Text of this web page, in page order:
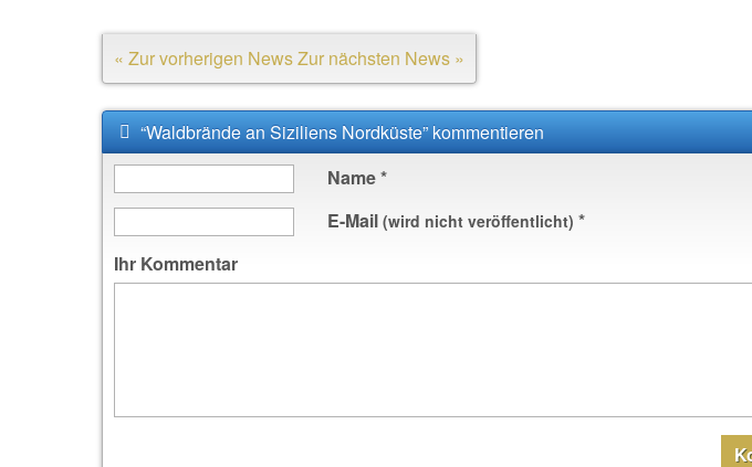
« Zur vorherigen NewsZur nächsten News »
“Waldbrände an Siziliens Nordküste” kommentieren
Name*
E-Mail (wird nicht veröffentlicht) *
Ihr Kommentar